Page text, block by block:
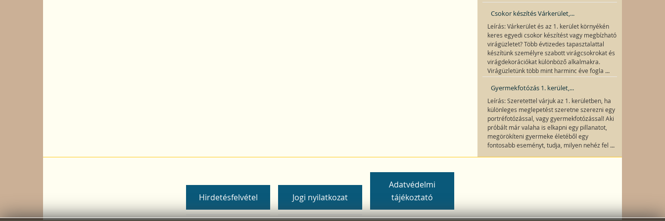
Csokor készítés Várkerület,...
Leírás: Várkerület és az 1. kerület környékén
keres egyedi csokor készítést vagy megbízható
virágüzletet? Több évtizedes tapasztalattal
készítünk személyre szabott virágcsokrokat és
virágdekorációkat különböző alkalmakra.
Virágüzletünk több mint harminc éve fogla ...
Gyermekfotózás 1. kerület,...
Leírás: Szeretettel várjuk az 1. kerületben, ha
különleges meglepetést szeretne szerezni egy
portréfotózással, vagy gyermekfotózással! Aki
próbált már valaha is elkapni egy pillanatot,
megörökíteni gyermeke életéből egy
fontosabb eseményt, tudja, milyen nehéz fel ...
Hirdetésfelvétel Jogi nyilatkozat
Adatvédelmi
tájékoztató